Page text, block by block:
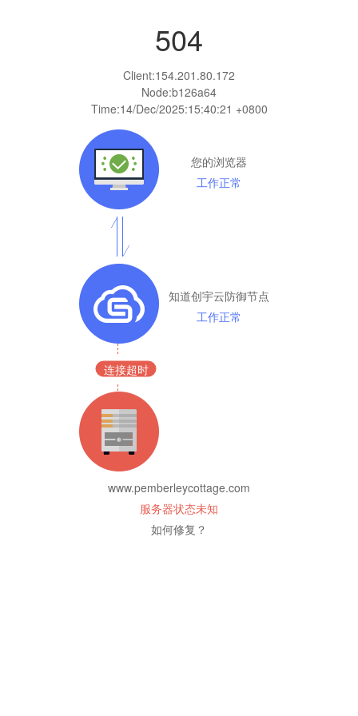
504
Client:154.201.80.172
Node:b126a64
Time:14/Dec/2025:15:40:21 +0800
您的浏览器
工作正常
知道创宇云防御节点
工作正常
连接超时
www.pemberleycottage.com
服务器状态未知
如何修复？